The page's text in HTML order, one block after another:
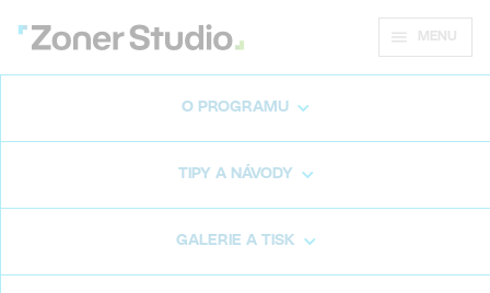
MENU
O PROGRAMU
TIPY A NÁVODY
GALERIE A TISK
1. Vybraný produkt